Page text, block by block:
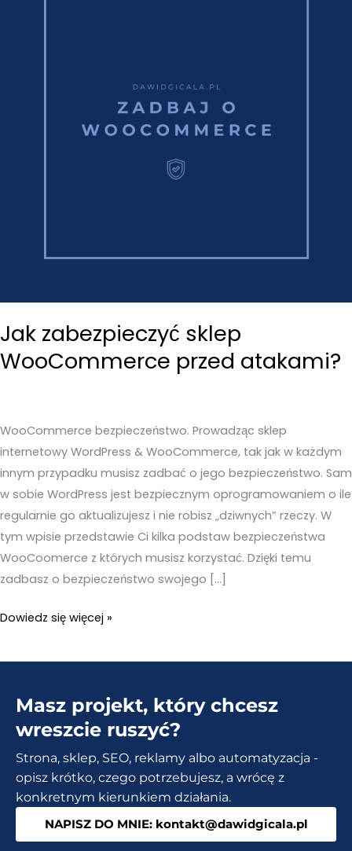
Jak zabezpieczyć sklep
WooCommerce przed atakami?
WooCommerce bezpieczeństwo. Prowadząc sklep
internetowy WordPress & WooCommerce, tak jak w każdym
innym przypadku musisz zadbać o jego bezpieczeństwo. Sam
w sobie WordPress jest bezpiecznym oprogramowaniem o ile
regularnie go aktualizujesz i nie robisz „dziwnych” rzeczy. W
tym wpisie przedstawie Ci kilka podstaw bezpieczeństwa
WooCoomerce z których musisz korzystać. Dzięki temu
zadbasz o bezpieczeństwo swojego […]
Jak
sklep
przed
atakami?
Dowiedz się więcej »
Masz projekt, który chcesz
wreszcie ruszyć?
Strona, sklep, SEO, reklamy albo automatyzacja -
opisz krótko, czego potrzebujesz, a wrócę z
konkretnym kierunkiem działania.
NAPISZ DO MNIE: kontakt@dawidgicala.pl